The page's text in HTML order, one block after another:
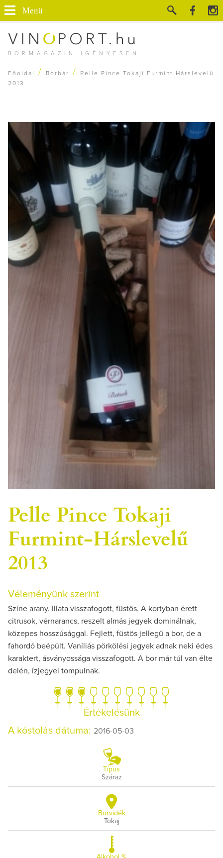
BORMAGAZIN IGÉNYESEN
Menü
Főoldal / Borbár /
Pelle Pince Tokaji Furmint-Hárslevelű
2013
Pelle Pince Tokaji
Furmint-Hárslevelű
2013
Véleményünk szerint
Színe arany. Illata visszafogott, füstös. A kortyban érett
citrusok, vérnarancs, reszelt almás jegyek dominálnak,
közepes hosszúsággal. Fejlett, füstös jellegű a bor, de a
fahordó beépült. Vaníliás pörkölési jegyek adnak neki édes
karaktert, ásványossága visszafogott. A bor már túl van élte
delén, ízjegyei tompulnak.
Értékelésünk
A kóstolás dátuma: 2016-05-03
Típus
Száraz
Borvidék
Tokaj